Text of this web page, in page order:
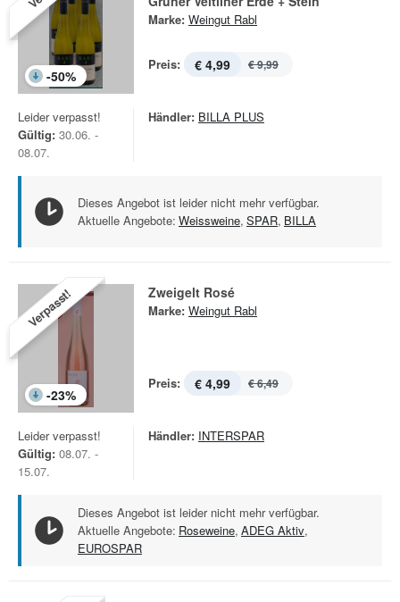
-50%
Marke: Weingut Rabl
Preis: € 4,99 € 9,99
Leider verpasst!
Gültig: 30.06. -
08.07.
Händler: BILLA PLUS
Dieses Angebot ist leider nicht mehr verfügbar.
Aktuelle Angebote: Weissweine, SPAR, BILLA
Verpasst!
-23%
Zweigelt Rosé
Marke: Weingut Rabl
Preis: € 4,99 € 6,49
Leider verpasst!
Gültig: 08.07. -
15.07.
Händler: INTERSPAR
Dieses Angebot ist leider nicht mehr verfügbar.
Aktuelle Angebote: Roseweine, ADEG Aktiv,
EUROSPAR